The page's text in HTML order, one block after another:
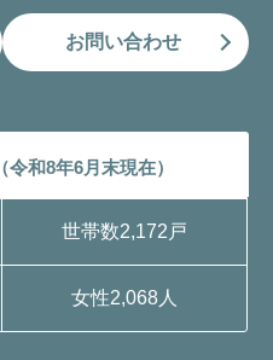
お問い合わせ
（令和8年6月末現在）
世帯数2,172戸
女性2,068人